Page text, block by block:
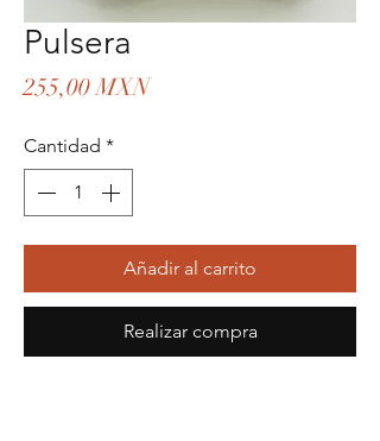
Pulsera
255,00 MXNPrecio
Cantidad *
Añadir al carrito
Realizar compra